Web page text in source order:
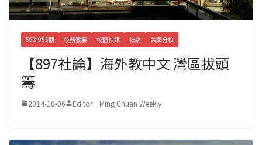
593-955期 校務發展 校園快訊 社論 美國分校
【897社論】海外教中文 灣區拔頭
籌
2014-10-06 Editor｜Ming Chuan Weekly